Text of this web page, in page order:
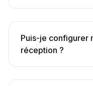
Puis-je configurer
réception ?